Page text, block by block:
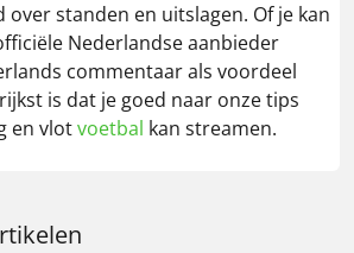
over standen en uitslagen. Of je kan
Nederlandse aanbieder
commentaar als voordeel
is dat je goed naar onze tips
en vlotvoetbal kan streamen.